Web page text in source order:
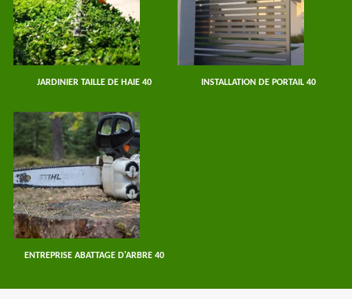
JARDINIER TAILLE DE HAIE 40 INSTALLATION DE PORTAIL 40
ENTREPRISE ABATTAGE D'ARBRE 40